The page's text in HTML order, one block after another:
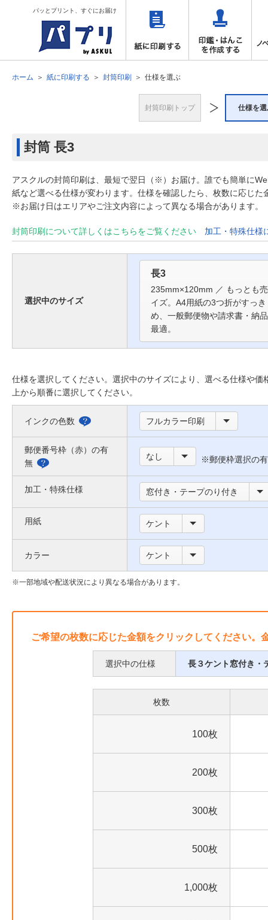
パッとプリント、すぐにお届け
ホーム 紙に印刷する 封筒印刷 仕様を選ぶ
封筒印刷トップ 仕様を
封筒 長3
アスクルの封筒印刷は、最短で翌日（※）お届け。誰でも簡単に
紙など選べる仕様が変わります。仕様を確認したら、枚数に応じ
※お届け日はエリアやご注文内容によって異なる場合があります。
封筒印刷について詳しくはこちらをご覧ください 加工・特殊仕様
選択中のサイズ
長3
235mm×120mm ／ もっとも
イズ。A4用紙の3つ折がすっ
め、一般郵便物や請求書・納
最適。
仕様を選択してください。選択中のサイズにより、選べる仕様や価
上から順番に選択してください。
インクの色数
べ
い
フルカラー印刷
郵便番号枠（赤）の有
無
便
番
枠
つ
なし ※郵便枠選択の
加工・特殊仕様 窓付き・テープのり付き
用紙 ケント
カラー ケント
一部地域や配送状況により異なる場合があります。
ご希望の枚数に応じた金額をクリックしてください
選択中の仕様 長３ケント窓付き・
枚数
100枚
200枚
300枚
500枚
1,000枚